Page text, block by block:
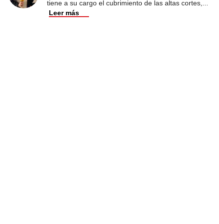
tiene a su cargo el cubrimiento de las altas cortes,
Leer más